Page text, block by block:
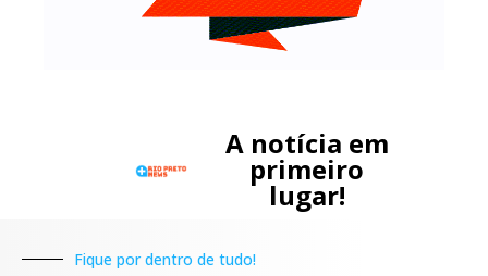
A notícia em
primeiro
lugar!
Fique por dentro de tudo!